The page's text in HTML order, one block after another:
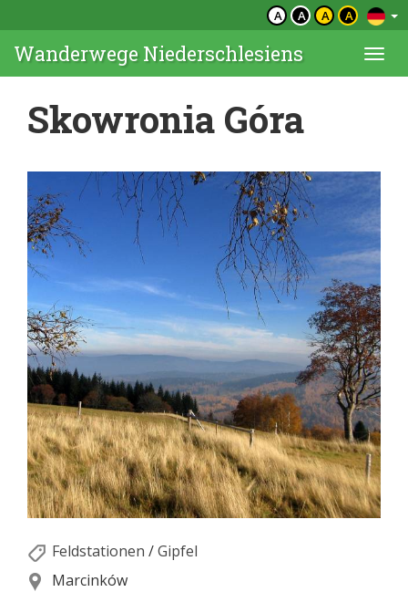
A A A A
Wanderwege Niederschlesiens
Skowronia Góra
Feldstationen /Gipfel
Marcinków